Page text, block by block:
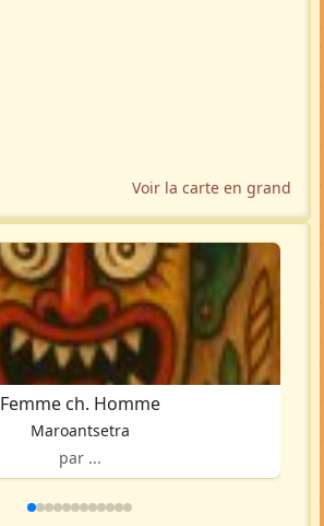
Voir la carte en grand
Femme ch. Homme
Maroantsetra
par ...